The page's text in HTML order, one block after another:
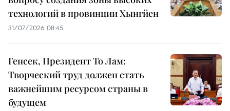
технологий в провинции Хынгйен
31/07/2026 08:45
Генсек, Президент То Лам:
Творческий труд должен стать
важнейшим ресурсом страны в
будущем